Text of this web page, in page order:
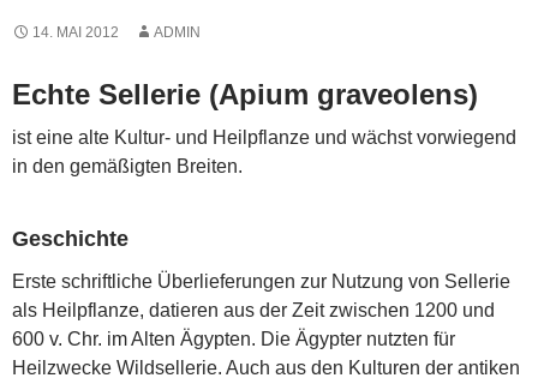
14. MAI 2012 ADMIN
Echte Sellerie (Apium graveolens)
ist eine alte Kultur- und Heilpflanze und wächst vorwiegend
in den gemäßigten Breiten.
Geschichte
Erste schriftliche Überlieferungen zur Nutzung von Sellerie
als Heilpflanze, datieren aus der Zeit zwischen 1200 und
600 v. Chr. im Alten Ägypten. Die Ägypter nutzten für
Heilzwecke Wildsellerie. Auch aus den Kulturen der antiken